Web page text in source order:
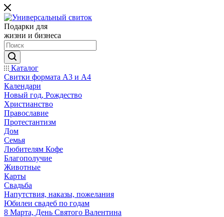
Подарки для
жизни и бизнеса
Каталог
Свитки формата А3 и А4
Календари
Новый год, Рождество
Христианство
Православие
Протестантизм
Дом
Семья
Любителям Кофе
Благополучие
Животные
Карты
Свадьба
Напутствия, наказы, пожелания
Юбилеи свадеб по годам
8 Марта, День Святого Валентина